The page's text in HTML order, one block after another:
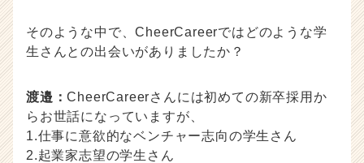
そのような中で、CheerCareerではどのような学
生さんとの出会いがありましたか？
渡邉：CheerCareerさんには初めての新卒採用か
らお世話になっていますが、
1.仕事に意欲的なベンチャー志向の学生さん
2.起業家志望の学生さん